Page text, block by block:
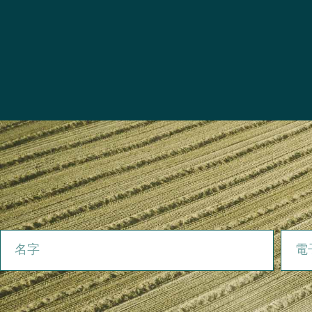
名字 電子郵